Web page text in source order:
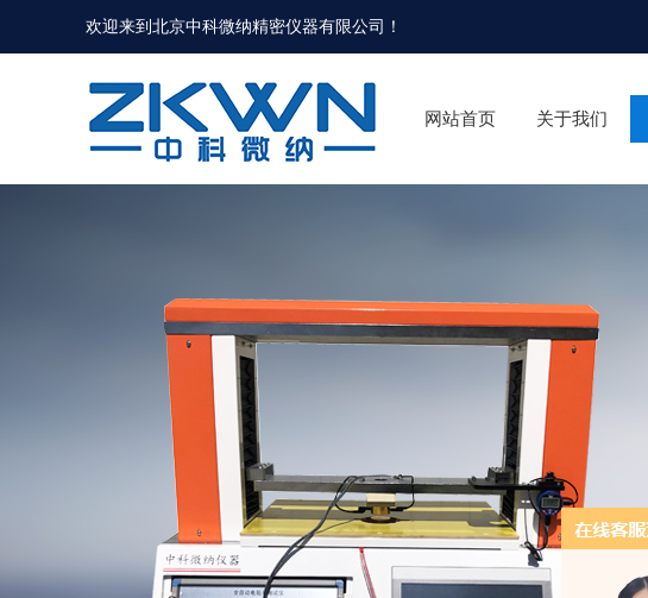
欢迎来到北京中科微纳精密仪器有限公司！
网站首页 关于我们